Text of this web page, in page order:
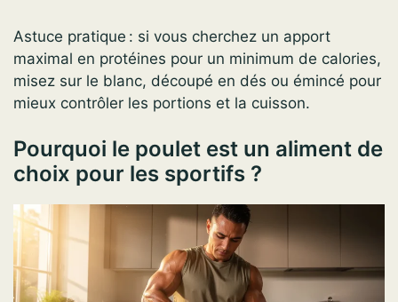
Astuce pratique : si vous cherchez un apport
maximal en protéines pour un minimum de calories,
misez sur le blanc, découpé en dés ou émincé pour
mieux contrôler les portions et la cuisson.
Pourquoi le poulet est un aliment de
choix pour les sportifs ?